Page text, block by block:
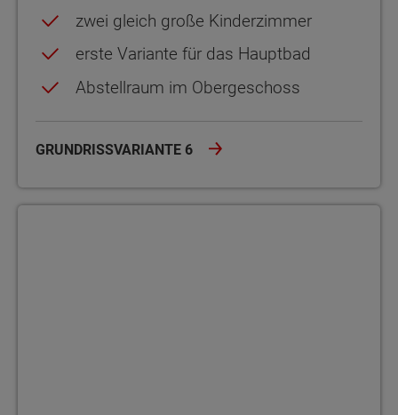
zwei gleich große Kinderzimmer
erste Variante für das Hauptbad
Abstellraum im Obergeschoss
GRUNDRISSVARIANTE 6